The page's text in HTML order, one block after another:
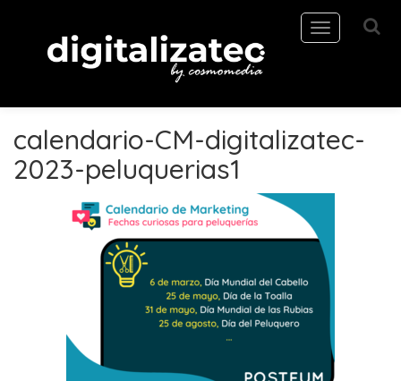
Toggle
navigation
calendario-CM-digitalizatec-
2023-peluquerias1